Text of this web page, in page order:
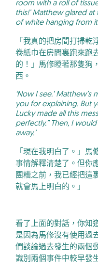
room with a roll of
this!’ Matthew glared
of white hanging from
「我真的把房間打掃
卷紙巾在房間裏跑來跑
的！」馬修瞪著那隻狗
西。
‘Now I see.’
you for explaining. But
Lucky made all this
perfectly.” Then, I
away.’
「現在我明白了。」
事情解釋清楚了。但你
團糟之前，我已經把這
就會馬上明白的。」
看了上面的對話，你知
是因為馬修沒有使用過
們談論過去發生的兩個
識別兩個事件中較早發